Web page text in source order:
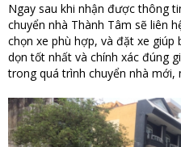
Ngay sau khi nhận được thông
chuyển nhà Thành Tâm sẽ liên
chọn xe phù hợp, và đặt xe
dọn tốt nhất và chính xác đúng
trong quá trình chuyển nhà mới,